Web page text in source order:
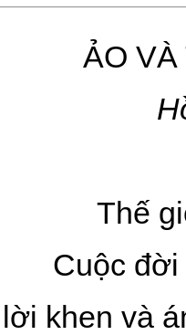
ẢO VÀ
Thế
Cuộc
khen và